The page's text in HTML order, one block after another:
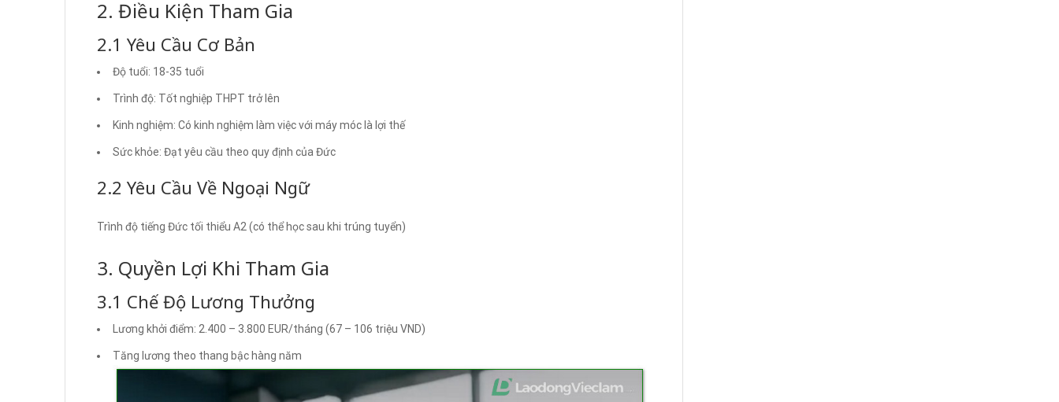
2. Điều Kiện Tham Gia
2.1 Yêu Cầu Cơ Bản
Độ tuổi: 18-35 tuổi
Trình độ: Tốt nghiệp THPT trở lên
Kinh nghiệm: Có kinh nghiệm làm việc với máy móc là lợi thế
Sức khỏe: Đạt yêu cầu theo quy định của Đức
2.2 Yêu Cầu Về Ngoại Ngữ
Trình độ tiếng Đức tối thiểu A2 (có thể học sau khi trúng tuyển)
3. Quyền Lợi Khi Tham Gia
3.1 Chế Độ Lương Thưởng
Lương khởi điểm: 2.400 – 3.800 EUR/tháng (67 – 106 triệu VND)
Tăng lương theo thang bậc hàng năm